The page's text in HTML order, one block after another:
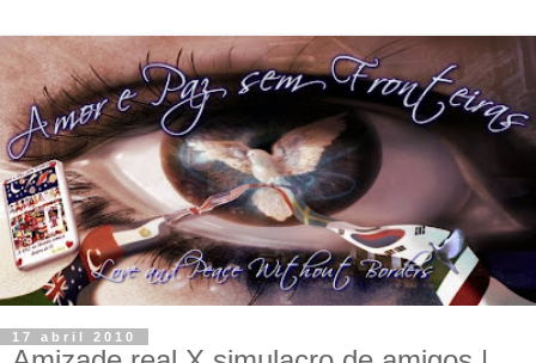
17 abril 2010